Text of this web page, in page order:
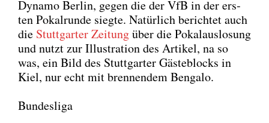
Dyna­mo Ber­lin, gegen die der VfB in der ers­
ten Pokal­run­de sieg­te. Natür­lich berich­tet auch
die Stutt­gar­ter Zei­tungüber die Pokal­aus­lo­sung
und nutzt zur Illus­tra­ti­on des Arti­kel, na so
was, ein Bild des Stutt­gar­ter Gäs­te­blocks in
Kiel, nur echt mit bren­nen­dem Ben­ga­lo.
Bundesliga